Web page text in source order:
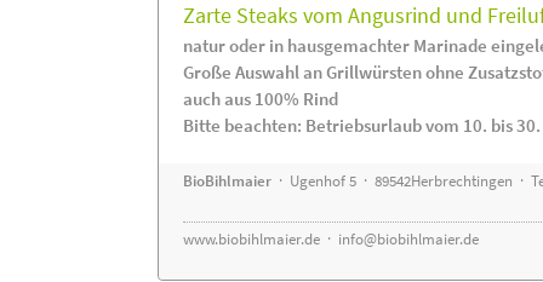
Zarte Steaks vom Angusrind und
natur oder in hausgemachter Marinade
Große Auswahl an Grillwürsten ohne
auch aus 100% Rind
Bitte beachten: Betriebsurlaub vom 10. bis
BioBihlmaier · Ugenhof 5 · 89542Herbrechtingen ·
www.biobihlmaier.de · info@biobihlmaier.de